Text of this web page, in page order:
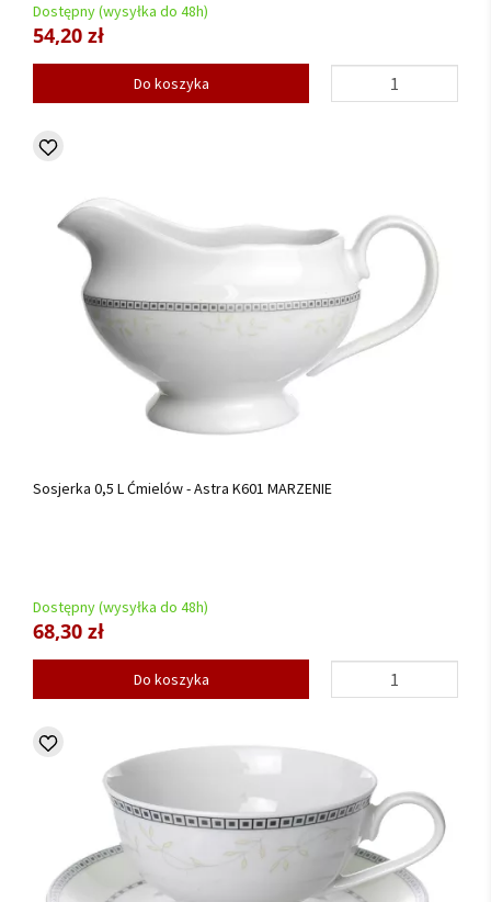
Dostępny (wysyłka do 48h)
54,20 zł
Do koszyka
Sosjerka 0,5 L Ćmielów - Astra K601 MARZENIE
Dostępny (wysyłka do 48h)
68,30 zł
Do koszyka